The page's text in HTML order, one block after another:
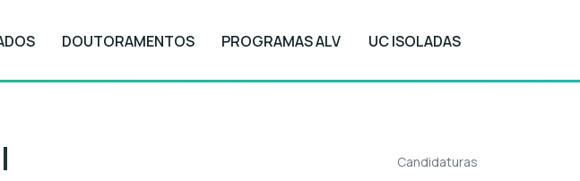
DOUTORAMENTOS PROGRAMAS ALV UC ISOLADAS
Candidaturas